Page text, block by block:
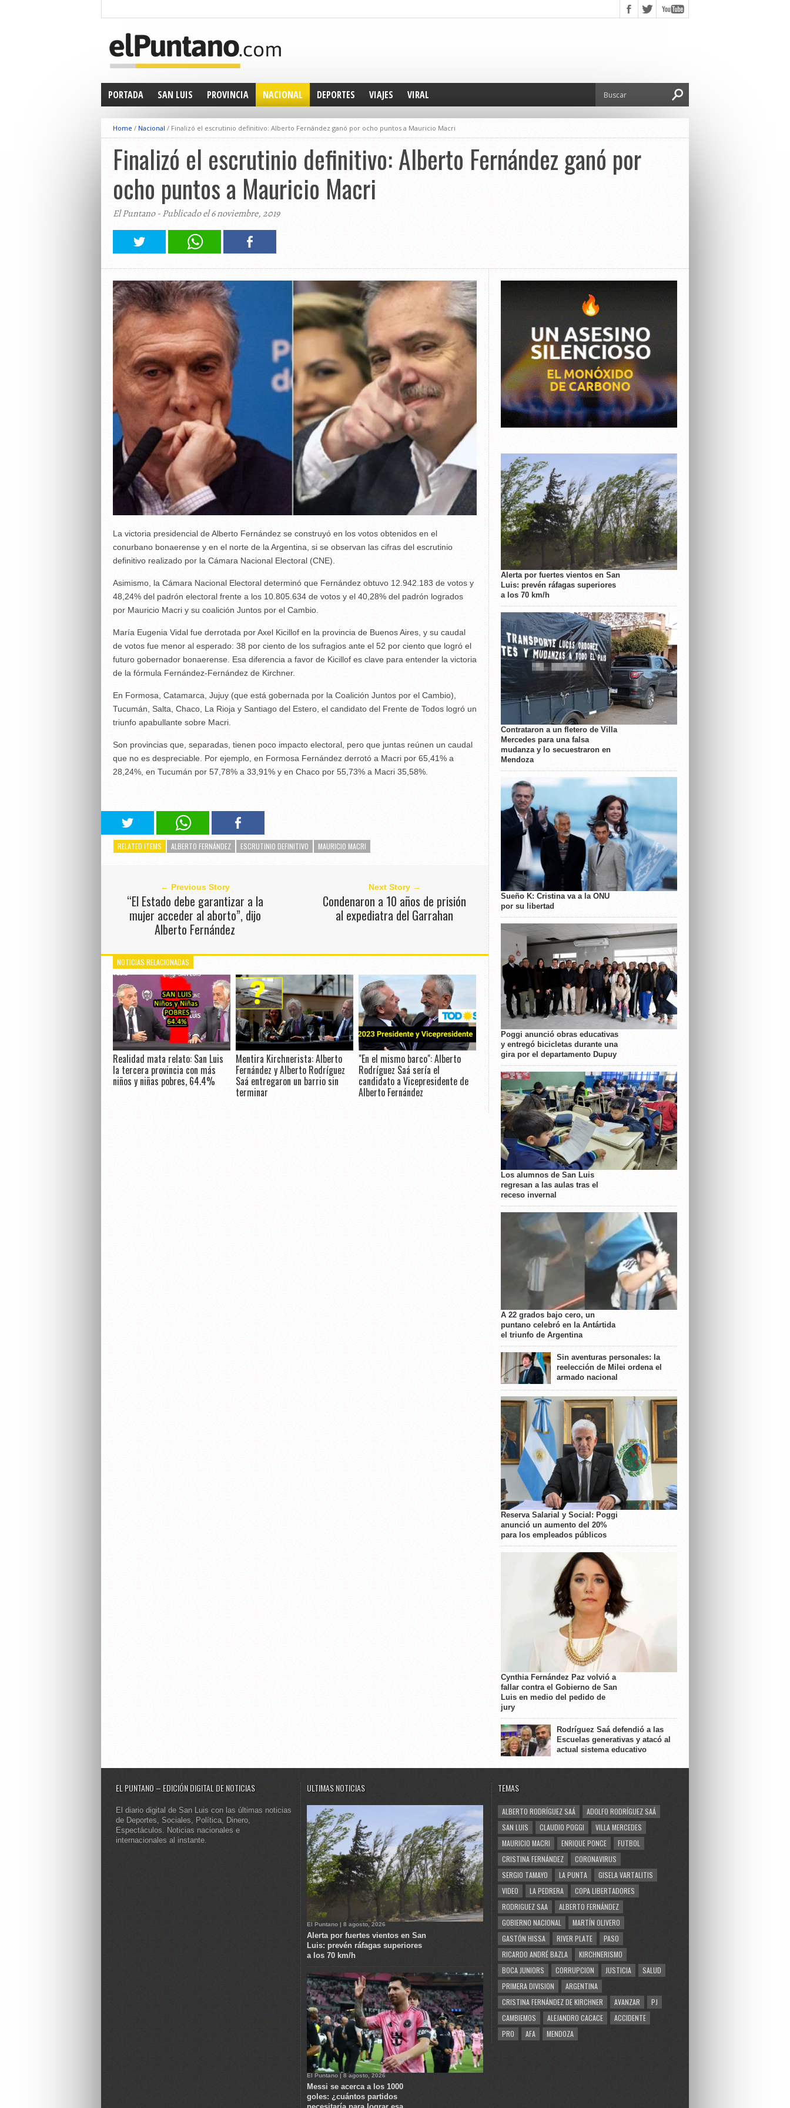
PORTADA SAN LUIS PROVINCIA NACIONAL DEPORTES VIAJES VIRAL
Home / Nacional / Finalizó el escrutinio definitivo: Alberto Fernández ganó por ocho puntos a Mauricio Macri
Finalizó el escrutinio definitivo: Alberto Fernández ganó por
ocho puntos a Mauricio Macri
El Puntano - Publicado el 6 noviembre, 2019
La victoria presidencial de Alberto Fernández se construyó en los votos obtenidos en el
conurbano bonaerense y en el norte de la Argentina, si se observan las cifras del escrutinio
definitivo realizado por la Cámara Nacional Electoral (CNE).
Asimismo, la Cámara Nacional Electoral determinó que Fernández obtuvo 12.942.183 de votos y
48,24% del padrón electoral frente a los 10.805.634 de votos y el 40,28% del padrón logrados
por Mauricio Macri y su coalición Juntos por el Cambio.
María Eugenia Vidal fue derrotada por Axel Kicillof en la provincia de Buenos Aires, y su caudal
de votos fue menor al esperado: 38 por ciento de los sufragios ante el 52 por ciento que logró el
futuro gobernador bonaerense. Esa diferencia a favor de Kicillof es clave para entender la victoria
de la fórmula Fernández-Fernández de Kirchner.
En Formosa, Catamarca, Jujuy (que está gobernada por la Coalición Juntos por el Cambio),
Tucumán, Salta, Chaco, La Rioja y Santiago del Estero, el candidato del Frente de Todos logró un
triunfo apabullante sobre Macri.
Son provincias que, separadas, tienen poco impacto electoral, pero que juntas reúnen un caudal
que no es despreciable. Por ejemplo, en Formosa Fernández derrotó a Macri por 65,41% a
28,24%, en Tucumán por 57,78% a 33,91% y en Chaco por 55,73% a Macri 35,58%.
RELATED ITEMS ALBERTO FERNÁNDEZ ESCRUTINIO DEFINITIVO MAURICIO MACRI
← Previous Story
“El Estado debe garantizar a la
mujer acceder al aborto”, dijo
Alberto Fernández
Next Story →
Condenaron a 10 años de prisión
al expediatra del Garrahan
NOTICIAS RELACIONADAS
Realidad mata relato: San Luis
la tercera provincia con más
niños y niñas pobres, 64.4%
Mentira Kirchnerista: Alberto
Fernández y Alberto Rodríguez
Saá entregaron un barrio sin
terminar
"En el mismo barco": Alberto
Rodríguez Saá sería el
candidato a Vicepresidente de
Alberto Fernández
Alerta por fuertes vientos en San
Luis: prevén ráfagas superiores
a los 70 km/h
Contrataron a un fletero de Villa
Mercedes para una falsa
mudanza y lo secuestraron en
Mendoza
Sueño K: Cristina va a la ONU
por su libertad
Poggi anunció obras educativas
y entregó bicicletas durante una
gira por el departamento Dupuy
Los alumnos de San Luis
regresan a las aulas tras el
receso invernal
A 22 grados bajo cero, un
puntano celebró en la Antártida
el triunfo de Argentina
Sin aventuras personales: la
reelección de Milei ordena el
armado nacional
Reserva Salarial y Social: Poggi
anunció un aumento del 20%
para los empleados públicos
Cynthia Fernández Paz volvió a
fallar contra el Gobierno de San
Luis en medio del pedido de
jury
Rodríguez Saá defendió a las
Escuelas generativas y atacó al
actual sistema educativo
EL PUNTANO – EDICIÓN DIGITAL DE NOTICIAS
El diario digital de San Luis con las últimas noticias
de Deportes, Sociales, Política, Dinero,
Espectáculos. Noticias nacionales e
internacionales al instante.
ULTIMAS NOTICIAS
El Puntano | 8 agosto, 2026
Alerta por fuertes vientos en San
Luis: prevén ráfagas superiores
a los 70 km/h
El Puntano | 8 agosto, 2026
Messi se acerca a los 1000
goles: ¿cuántos partidos
TEMAS
ALBERTO RODRÍGUEZ SAÁ
ADOLFO RODRÍGUEZ SAÁ
SAN LUIS
CLAUDIO POGGI
VILLA MERCEDES
MAURICIO MACRI
ENRIQUE PONCE
FUTBOL
CRISTINA FERNÁNDEZ
CORONAVIRUS
SERGIO TAMAYO
LA PUNTA
GISELA VARTALITIS
VIDEO
LA PEDRERA
COPA LIBERTADORES
RODRIGUEZ SAA
ALBERTO FERNÁNDEZ
GOBIERNO NACIONAL
MARTÍN OLIVERO
GASTÓN HISSA
RIVER PLATE
PASO
RICARDO ANDRÉ BAZLA
KIRCHNERISMO
BOCA JUNIORS
CORRUPCION JUSTICIA
SALUD
PRIMERA DIVISION
ARGENTINA
CRISTINA FERNÁNDEZ DE KIRCHNER
AVANZAR
PJ
CAMBIEMOS
ALEJANDRO CACACE
ACCIDENTE
PRO
AFA MENDOZA